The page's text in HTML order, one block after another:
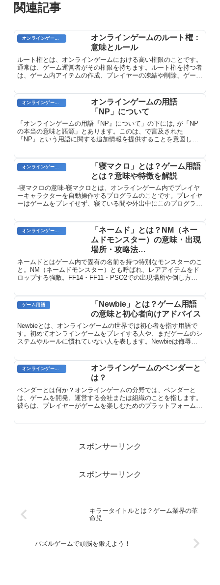
関連記事
オンラインゲーム用語
オンラインゲームのルート権：
意味とルール
ルート権とは、オンラインゲームにおける高い権限のことです。
通常は、ゲーム運営者がその権限を持ちます。ルート権を持つ者
は、ゲーム内アイテムの作成、プレイヤーの凍結や削除、ゲーム
れます。
オンラインゲームのプレイに関する用語
オンラインゲームの用語
「NP」について
「オンラインゲームの用語『NP』について」の下には, が「NP
の本当の意味と語源」とあります。このは、で言及された
『NP』という用語に関する追加情報を提供することを意図して
「寝マクロ」とは？ゲーム用語
とは？意味や特徴を解説
-寝マクロの意味-寝マクロとは、オンラインゲーム内でプレイヤ
ーキャラクターを自動操作するプログラムのことです。プレイヤ
ーはゲームをプレイせず、寝ている間や外出中にこのプログラム
ラクターを強化したいプレイヤーの間で広く使用されています。
オンラインゲームのプレイに関する用語
「ネームド」とは？NM（ネー
ムドモンスター）の意味・出現
場所・攻略法
【FF14/FF11/PSO2】
ネームドとはゲーム内で固有の名前を持つ特別なモンスターのこ
と。NM（ネームドモンスター）とも呼ばれ、レアアイテムをド
ロップする強敵。FF14・FF11・PSO2での出現場所や倒し方、
ゲーム用語
「Newbie」とは？ゲーム用語
の意味と初心者向けアドバイス
Newbieとは、オンラインゲームの世界では初心者を指す用語で
す。初めてオンラインゲームをプレイする人や、まだゲームのシ
ステムやルールに慣れていない人を表します。Newbieは侮辱的
オンラインゲームのプレイに関する用語
オンラインゲームのベンダーと
は？
ベンダーとは何か？オンラインゲームの分野では、ベンダーと
は、ゲームを開発、運営する会社または組織のことを指します。
彼らは、プレイヤーがゲームを楽しむためのプラットフォームや
スポンサーリンク
スポンサーリンク
キラータイトルとは？ゲーム業界の革
命児
パズルゲームで頭脳を鍛えよう！